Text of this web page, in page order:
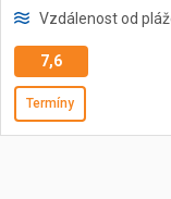
Vzdálenost od
7,6
Termíny